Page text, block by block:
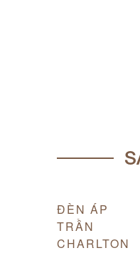
ĐÈN ÁP
TRẦN
CHARLTON